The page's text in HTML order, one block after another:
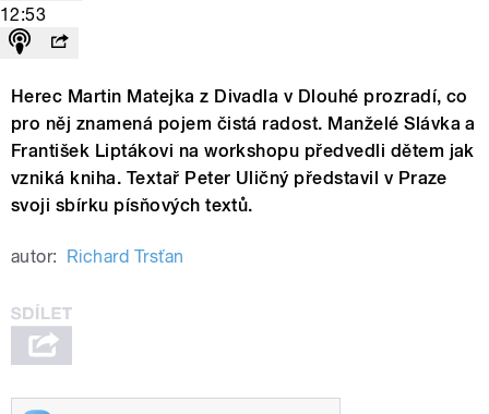
12:53
Herec Martin Matejka z Divadla v Dlouhé prozradí, co
pro něj znamená pojem čistá radost. Manželé Slávka a
František Liptákovi na workshopu předvedli dětem jak
vzniká kniha. Textař Peter Uličný představil v Praze
svoji sbírku písňových textů.
autor: Richard Trsťan